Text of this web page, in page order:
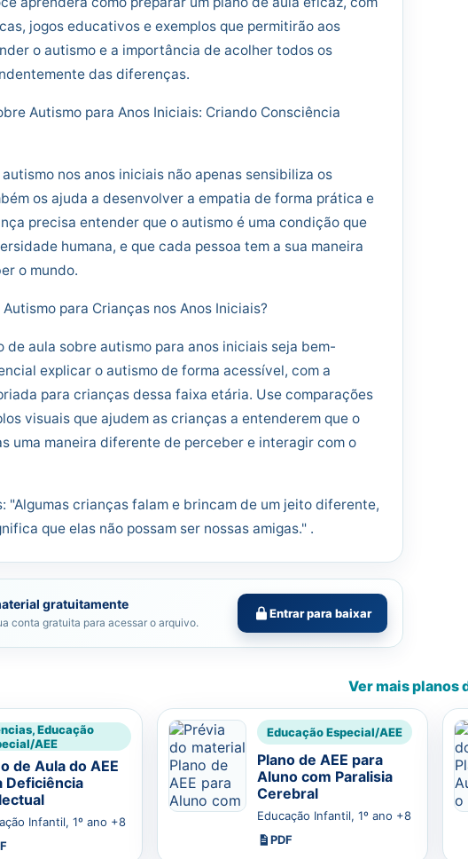
jogos educativos e exemplos que permitirão aos
o autismo e a importância de acolher todos os
das diferenças.
Autismo para Anos Iniciais: Criando Consciência
nos anos iniciais não apenas sensibiliza os
os ajuda a desenvolver a empatia de forma prática e
precisa entender que o autismo é uma condição que
humana, e que cada pessoa tem a sua maneira
o mundo.
para Crianças nos Anos Iniciais?
de aula sobre autismo para anos iniciais seja bem-
explicar o autismo de forma acessível, com a
para crianças dessa faixa etária. Use comparações
visuais que ajudem as crianças a entenderem que o
uma maneira diferente de perceber e interagir com o
"Algumas crianças falam e brincam de um jeito diferente,
que elas não possam ser nossas amigas." .
gratuitamente
conta gratuita para acessar o arquivo.
Entrar para baixar
Ver mais planos
Educação
AEE
de Aula do AEE
Deficiência
Infantil, 1º ano +8
Educação Especial/AEE
Plano de AEE para
Aluno com Paralisia
Cerebral
Educação Infantil, 1º ano +8
PDF